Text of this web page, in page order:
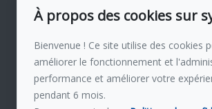
Inscriptions
Vendre
À propos
Témoignages
À propos des cookies sur
Bienvenue ! Ce site utilise des cookies
améliorer le fonctionnement et
performance et améliorer votre
pendant 6 mois.